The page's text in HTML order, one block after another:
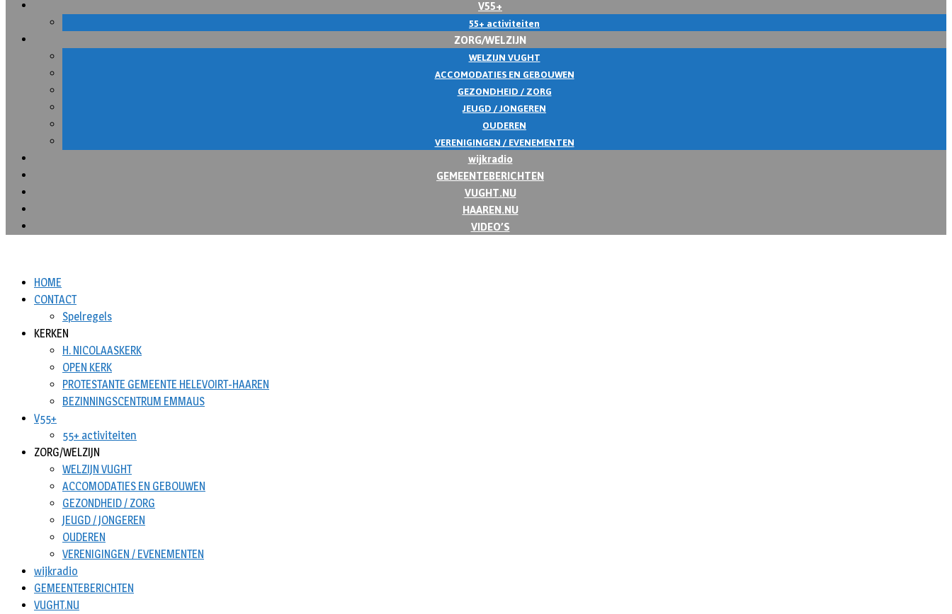
V55+
55+ activiteiten
ZORG/WELZIJN
WELZIJN VUGHT
ACCOMODATIES EN GEBOUWEN
GEZONDHEID / ZORG
JEUGD / JONGEREN
OUDEREN
VERENIGINGEN / EVENEMENTEN
wijkradio
GEMEENTEBERICHTEN
VUGHT.NU
HAAREN.NU
VIDEO’S
HOME
CONTACT
Spelregels
KERKEN
H. NICOLAASKERK
OPEN KERK
PROTESTANTE GEMEENTE HELEVOIRT-HAAREN
BEZINNINGSCENTRUM EMMAUS
V55+
55+ activiteiten
ZORG/WELZIJN
WELZIJN VUGHT
ACCOMODATIES EN GEBOUWEN
GEZONDHEID / ZORG
JEUGD / JONGEREN
OUDEREN
VERENIGINGEN / EVENEMENTEN
wijkradio
GEMEENTEBERICHTEN
VUGHT.NU